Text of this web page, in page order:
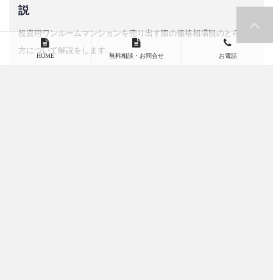
説
投資用ワンルームマンションを売り出す際の価格相場観のとらえ
方について解説をします…
HOME 無料相談・お問合せ お電話